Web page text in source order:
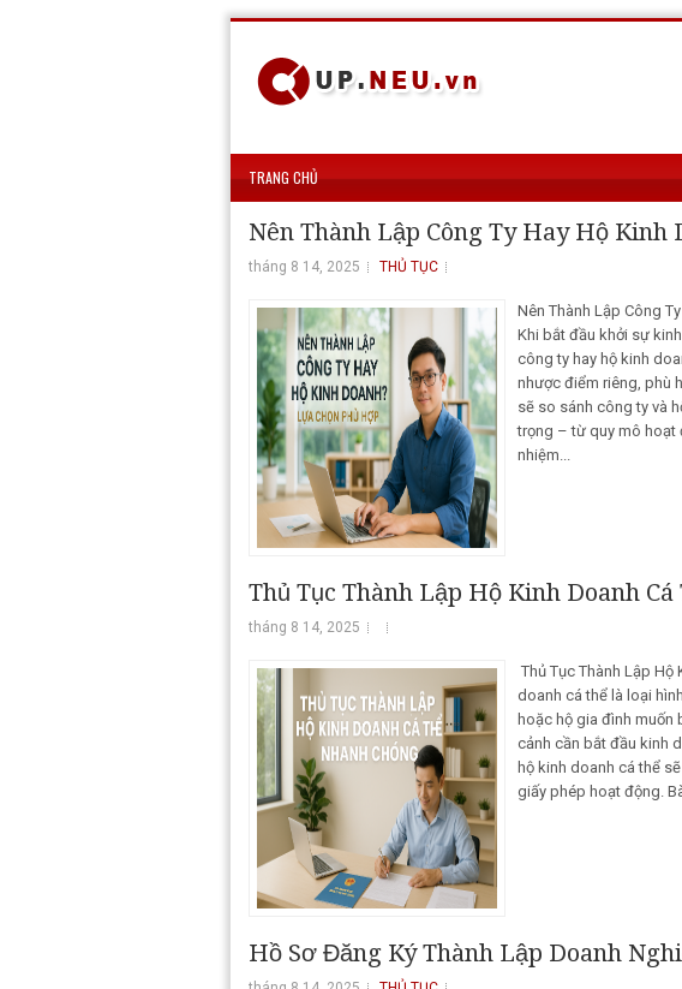
TRANG CHỦ
Nên Thành Lập Công Ty Hay Hộ Kinh
tháng 8 14, 2025 THỦ TỤC
Nên Thành Lập Công
Khi bắt đầu khởi sự
công ty hay hộ kinh
nhược điểm riêng, phù
sẽ so sánh công ty và
trọng – từ quy mô hoạt
nhiệm...
Thủ Tục Thành Lập Hộ Kinh Doanh
tháng 8 14, 2025
Thủ Tục Thành Lập Hộ
doanh cá thể là loại
hoặc hộ gia đình muốn
cảnh cần bắt đầu kinh
hộ kinh doanh cá thể
giấy phép hoạt động.
Hồ Sơ Đăng Ký Thành Lập Doanh